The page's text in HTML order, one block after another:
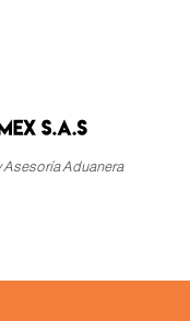
Asesoría Aduanera